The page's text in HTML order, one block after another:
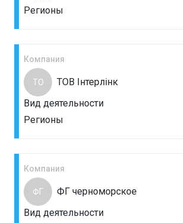
Регионы
Компания
ТО
ТОВ Інтерлінк
Вид деятельности
Регионы
Компания
ФГ
ФГ черноморское
Вид деятельности